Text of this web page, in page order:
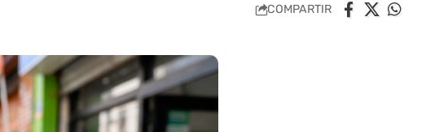
COMPARTIR